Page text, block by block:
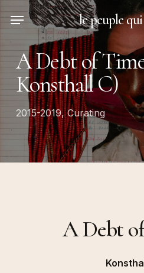
content
le peuple
Menu
A Debt of
Konsthall C)
2015-2019,Curating
A Debt